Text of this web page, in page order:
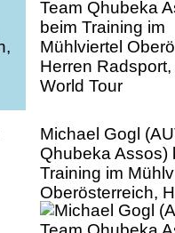
Michael Gogl
Qhubeka Assos)
Training im
Oberösterreich,
Radsport, UCI